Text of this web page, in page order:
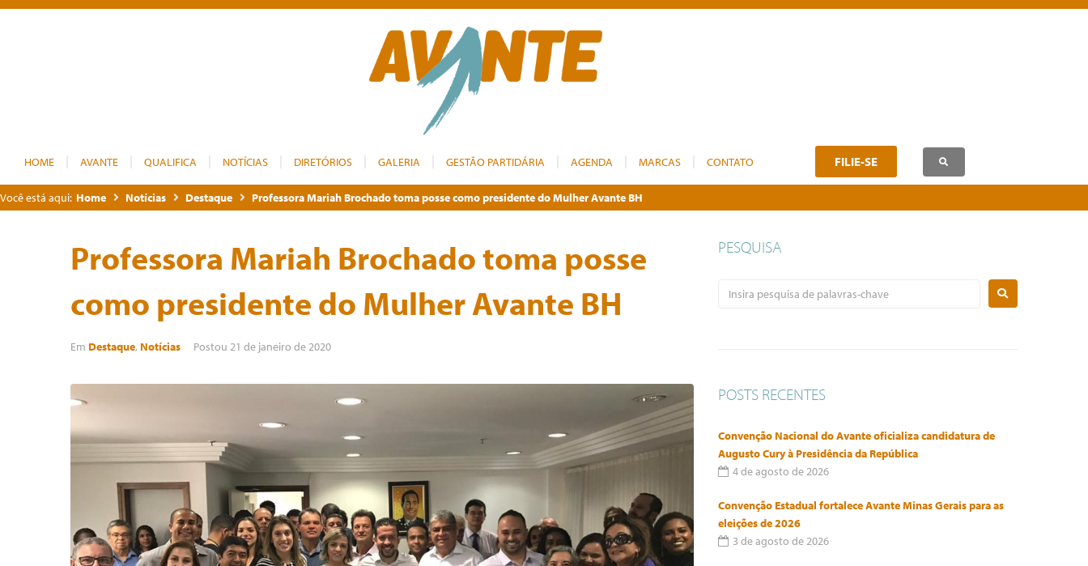
HOME AVANTE QUALIFICA NOTÍCIAS DIRETÓRIOS GALERIA GESTÃO PARTIDÁRIA AGENDA MARCAS CONTATO FILIE-SE
Você está aqui: Home Notícias Destaque Professora Mariah Brochado toma posse como presidente do Mulher Avante BH
Professora Mariah Brochado toma posse
como presidente do Mulher Avante BH
Em Destaque, Notícias Postou 21 de janeiro de 2020
PESQUISA
POSTS RECENTES
Convenção Nacional do Avante oficializa candidatura de
Augusto Cury à Presidência da República
4 de agosto de 2026
Convenção Estadual fortalece Avante Minas Gerais para as
eleições de 2026
3 de agosto de 2026